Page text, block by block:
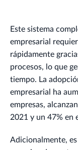
Este sistema
empresarial
rápidamente
procesos, lo que
tiempo. La
empresarial ha
empresas,
2021 y un 47% en
Adicionalmente,